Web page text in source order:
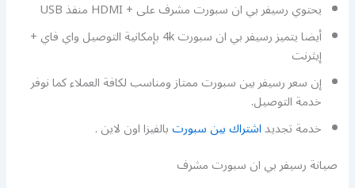
يحتوي رسيفر بي ان سبورت مشرف على + HDMI منفذ USB
أيضا يتميز رسيفر بي ان سبورت 4k بإمكانية التوصيل واي فاي +
إيثرنت
إن سعر رسيفر بين سبورت ممتاز ومناسب لكافة العملاء كما نوفر
خدمة التوصيل.
خدمة تجديداشتراك بين سبورتبالفيزا اون لاين .
صيانة رسيفر بي ان سبورت مشرف